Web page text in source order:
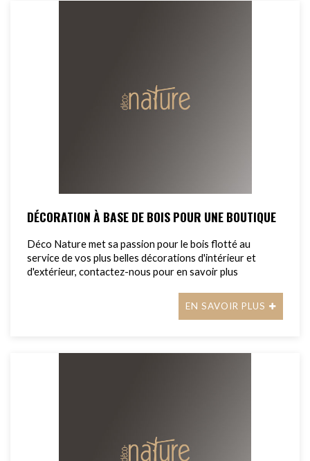
DÉCORATION À BASE DE BOIS POUR UNE BOUTIQUE
Déco Nature met sa passion pour le bois flotté au
service de vos plus belles décorations d'intérieur et
d'extérieur, contactez-nous pour en savoir plus
EN SAVOIR PLUS